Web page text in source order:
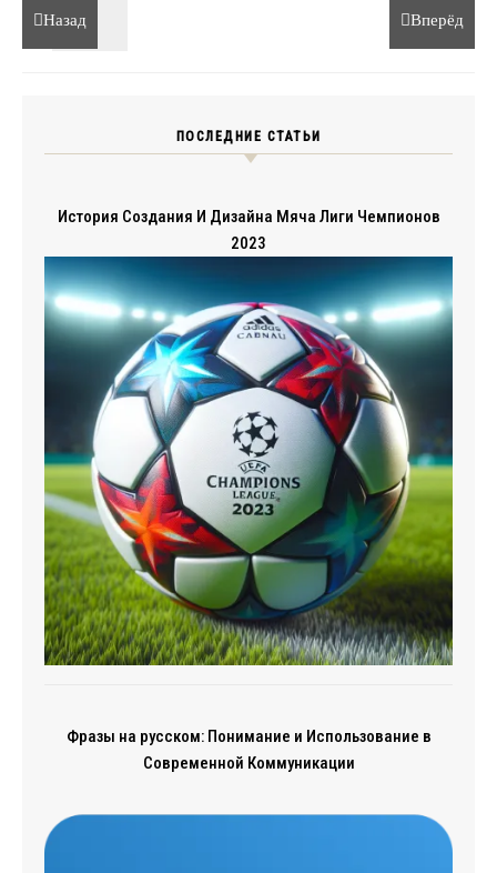
Назад Вперёд
ПОСЛЕДНИЕ СТАТЬИ
История Создания И Дизайна Мяча Лиги Чемпионов
2023
Фразы на русском: Понимание и Использование в
Современной Коммуникации